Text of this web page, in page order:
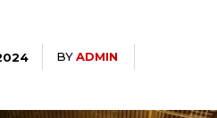
BYADMIN